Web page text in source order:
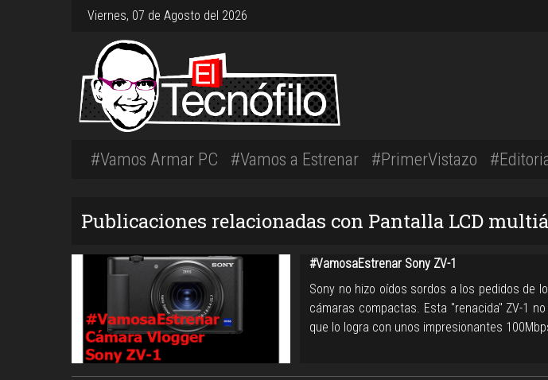
Viernes, 07 de Agosto del 2026
#Vamos Armar PC #Vamos a Estrenar #PrimerVistazo
Publicaciones relacionadas con Pantalla LCD
#VamosaEstrenar Sony ZV-1
Sony no hizo oídos sordos a los pedidos de
cámaras compactas. Esta "renacida" ZV-1
que lo logra con unos impresionantes